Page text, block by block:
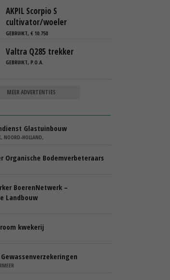
AKPIL Scorpio S
cultivator/woeler
GEBRUIKT, € 10.750
Valtra Q285 trekker
GEBRUIKT, P.O.A.
MEER ADVERTENTIES
Glastuinbouw
NOORD-HOLLAND,
Organische Bodemverbeteraars
BoerenNetwerk –
Landbouw
kwekerij